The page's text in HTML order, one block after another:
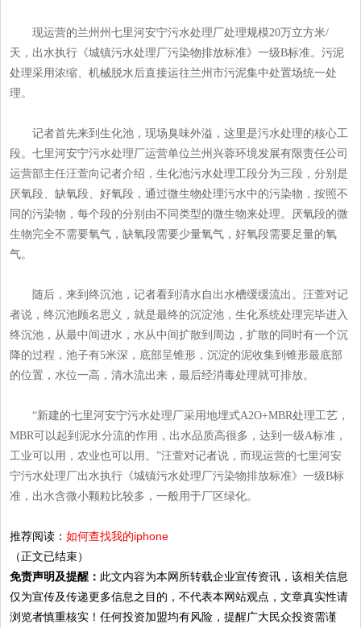
现运营的兰州州七里河安宁污水处理厂处理规模20万立方米/
天，出水执行《城镇污水处理厂污染物排放标准》一级B标准。污泥
处理采用浓缩、机械脱水后直接运往兰州市污泥集中处置场统一处
理。
记者首先来到生化池，现场臭味外溢，这里是污水处理的核心工
段。七里河安宁污水处理厂运营单位兰州兴蓉环境发展有限责任公司
运营部主任汪萱向记者介绍，生化池污水处理工段分为三段，分别是
厌氧段、缺氧段、好氧段，通过微生物处理污水中的污染物，按照不
同的污染物，每个段的分别由不同类型的微生物来处理。厌氧段的微
生物完全不需要氧气，缺氧段需要少量氧气，好氧段需要足量的氧
气。
随后，来到终沉池，记者看到清水自出水槽缓缓流出。汪萱对记
者说，终沉池顾名思义，就是最终的沉淀池，生化系统处理完毕进入
终沉池，从最中间进水，水从中间扩散到周边，扩散的同时有一个沉
降的过程，池子有5米深，底部呈锥形，沉淀的泥收集到锥形最底部
的位置，水位一高，清水流出来，最后经消毒处理就可排放。
“新建的七里河安宁污水处理厂采用地埋式A2O+MBR处理工艺，
MBR可以起到泥水分流的作用，出水品质高很多，达到一级A标准，
工业可以用，农业也可以用。”汪萱对记者说，而现运营的七里河安
宁污水处理厂出水执行《城镇污水处理厂污染物排放标准》一级B标
准，出水含微小颗粒比较多，一般用于厂区绿化。
推荐阅读：如何查找我的iphone
（正文已结束）
免责声明及提醒： 此文内容为本网所转载企业宣传资讯，该相关信息
仅为宣传及传递更多信息之目的，不代表本网站观点，文章真实性请
浏览者慎重核实！任何投资加盟均有风险，提醒广大民众投资需谨